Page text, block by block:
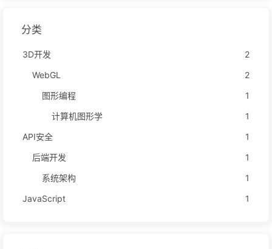
分类
3D开发
2
WebGL
2
图形编程
1
计算机图形学
1
API安全
1
后端开发
1
系统架构
1
JavaScript
1